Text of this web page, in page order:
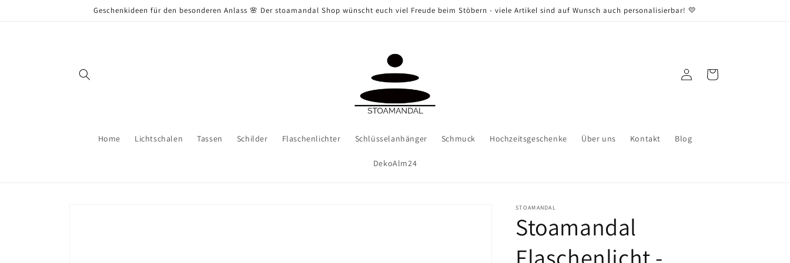
Geschenkideen für den besonderen Anlass 🌸 Der stoamandal Shop wünscht euch viel Freude beim Stöbern - viele Artikel sind auf Wunsch auch personalisierbar! 💛
Home Lichtschalen Tassen Schilder Flaschenlichter Schlüsselanhänger Schmuck Hochzeitsgeschenke Über uns Kontakt Blog
DekoAlm24
EinloggenWarenkorb
STOAMANDAL
Stoamandal
Flaschenlicht -